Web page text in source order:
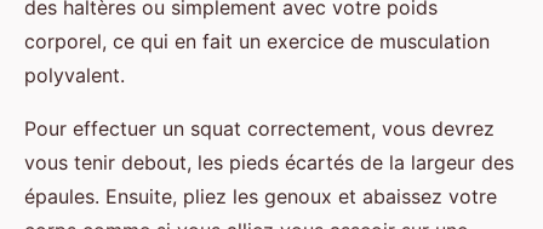
des haltères ou simplement avec votre poids
corporel, ce qui en fait un exercice de musculation
polyvalent.
Pour effectuer un squat correctement, vous devrez
vous tenir debout, les pieds écartés de la largeur des
épaules. Ensuite, pliez les genoux et abaissez votre